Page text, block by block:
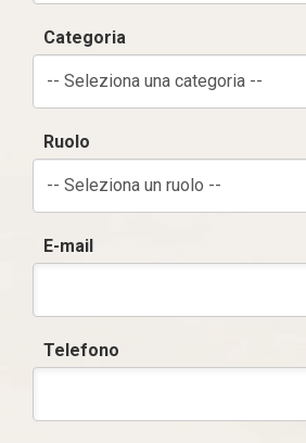
Categoria
-- Seleziona una categoria --
Ruolo
-- Seleziona un ruolo --
E-mail
Telefono